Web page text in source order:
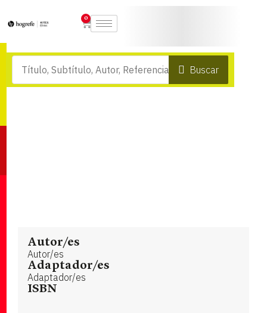
0
Buscar
Autor/es
Autor/es
Adaptador/es
Adaptador/es
ISBN